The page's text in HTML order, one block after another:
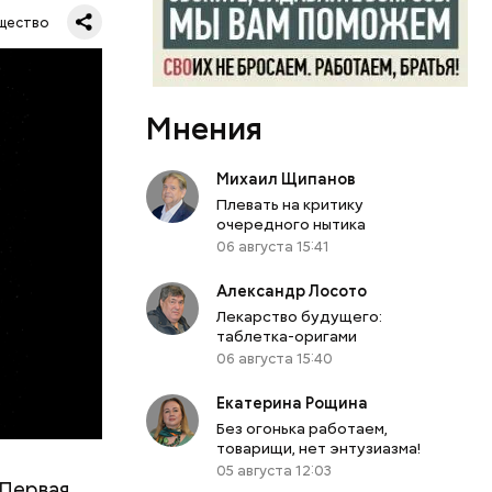
метров.
Мы были
Мнения
Михаил Щипанов
Плевать на критику
очередного нытика
06 августа 15:41
Александр Лосото
Лекарство будущего:
таблетка-оригами
06 августа 15:40
Екатерина Рощина
Без огонька работаем,
товарищи, нет энтузиазма!
05 августа 12:03